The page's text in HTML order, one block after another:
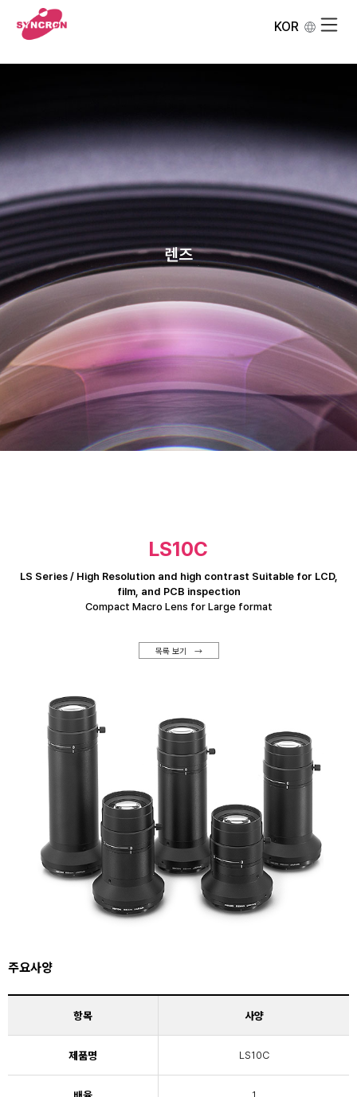
KOR
렌즈
LS10C
LS Series / High Resolution and high contrast Suitable for LCD,
film, and PCB inspection
Compact Macro Lens for Large format
목록 보기
주요사양
항목 사양
제품명 LS10C